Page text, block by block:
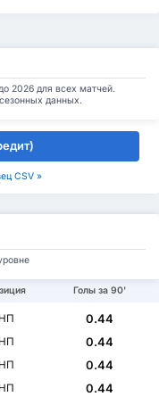
2026 для всех матчей.
данных.
CSV »
Голы за 90'
НП
0.44
НП
0.44
НП
0.44
НП
0.44